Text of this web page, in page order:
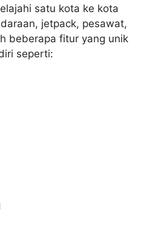
satu kota ke kota
jetpack, pesawat,
beberapa fitur yang unik
seperti: